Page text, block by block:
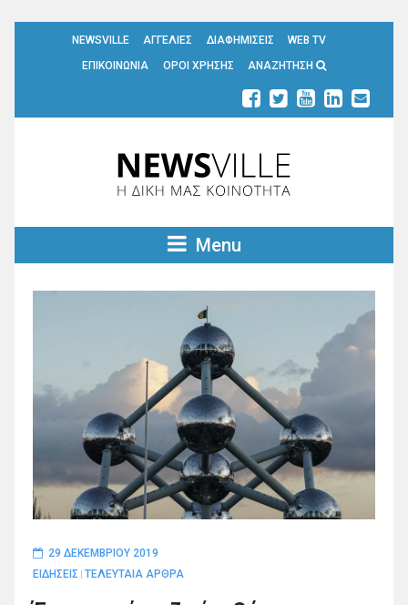
NEWSVILLE ΑΓΓΕΛΙΕΣ ΔΙΑΦΗΜΙΣΕΙΣ
WEB TV
ΕΠΙΚΟΙΝΩΝΙΑ
ΟΡΟΙ ΧΡΗΣΗΣ ΑΝΑΖΗΤΗΣΗ
Menu
29 ΔΕΚΕΜΒΡΊΟΥ 2019
ΕΙΔΗΣΕΙΣ ΤΕΛΕΥΤΑΙΑ ΑΡΘΡΑ